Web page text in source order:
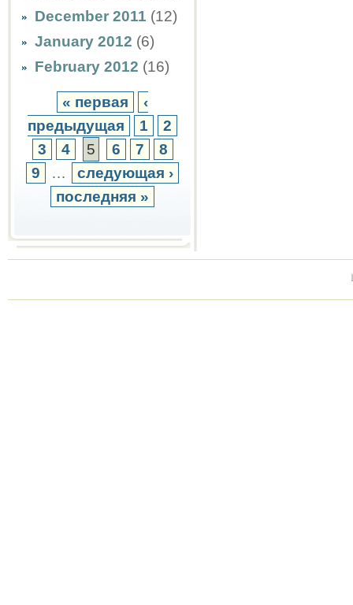
December 2011 (12)
January 2012 (6)
February 2012 (16)
« первая
‹
предыдущая
1
2
3
4 5 6 7
8
9
…
следующая ›
последняя »